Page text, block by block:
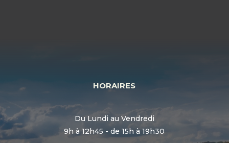
HORAIRES
Du Lundi au Vendredi
9h à 12h45 - de 15h à 19h30